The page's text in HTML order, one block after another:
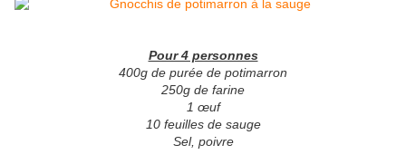
Pour 4 personnes
400g de purée de potimarron
250g de farine
1 œuf
10 feuilles de sauge
Sel, poivre